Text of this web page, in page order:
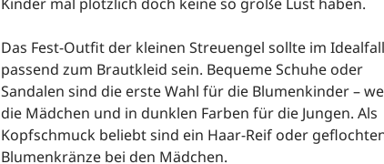
Das Fest-Outfit der kleinen Streuengel sollte im Idealfall
passend zum Brautkleid sein. Bequeme Schuhe oder
Sandalen sind die erste Wahl für die Blumenkinder –
die Mädchen und in dunklen Farben für die Jungen. Als
Kopfschmuck beliebt sind ein Haar-Reif oder
Blumenkränze bei den Mädchen.